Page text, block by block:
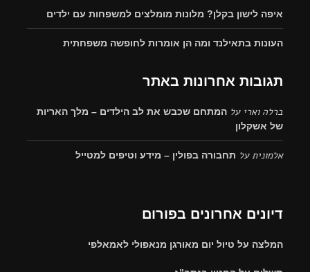
איפה לישון בקלן? מלונות מומלצים למשפחות עם ילדים
העונות בתאילנד ומה הן אומרות לחופשה משפחתית
תגובות אחרונות באתר
ברלה וארי על המתחם שכבש את לב הילדים – מלך האריות
של אשקלון
אלמוניתעל תחבורה בפולין – מידע וטיפים למטייל
דיונים אחרונים בפורום
המלצה על טיול יום מאורגן מנאפולי לאמאלפי